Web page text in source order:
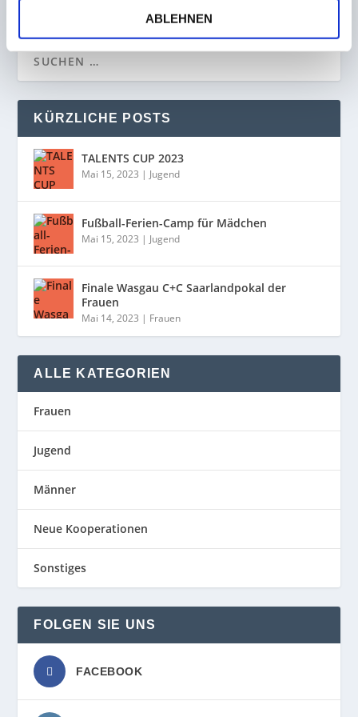
ABLEHNEN
KÜRZLICHE POSTS
TALENTS CUP 2023
Mai 15, 2023 | Jugend
Fußball-Ferien-Camp für Mädchen
Mai 15, 2023 | Jugend
Finale Wasgau C+C Saarlandpokal der
Frauen
Mai 14, 2023 | Frauen
ALLE KATEGORIEN
Frauen
Jugend
Männer
Neue Kooperationen
Sonstiges
FOLGEN SIE UNS
FACEBOOK